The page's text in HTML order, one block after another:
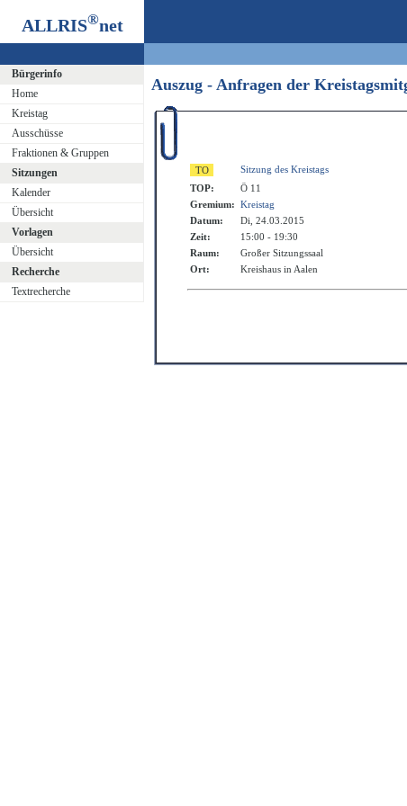
ALLRIS®net
Bürgerinfo
Home
Kreistag
Ausschüsse
Fraktionen & Gruppen
Sitzungen
Kalender
Übersicht
Vorlagen
Übersicht
Recherche
Textrecherche
Auszug - Anfragen der
Sitzung des Kreistags
TOP:
Ö 11
Gremium: Kreistag
Datum:
Di, 24.03.2015
Zeit:
15:00 - 19:30
Raum:
Großer Sitzungssaal
Ort:
Kreishaus in Aalen